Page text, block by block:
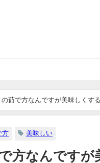
の茹で方なんですが美味しくす
方 美味しい
方なんです